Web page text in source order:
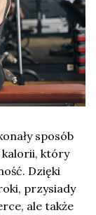
sposób
kalorii, który
Dzięki
przysiady
ale także